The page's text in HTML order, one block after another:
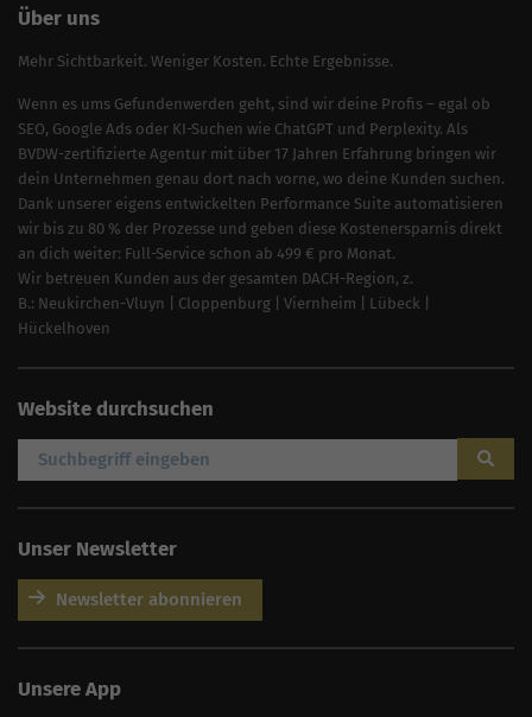
Über uns
Mehr Sichtbarkeit. Weniger Kosten. Echte Ergebnisse.
Wenn es ums Gefundenwerden geht, sind wir deine Profis – egal ob
SEO, Google Ads oder KI-Suchen wie ChatGPT und Perplexity. Als
BVDW-zertifizierte Agentur mit über 17 Jahren Erfahrung bringen wir
dein Unternehmen genau dort nach vorne, wo deine Kunden suchen.
Dank unserer eigens entwickelten Performance Suite automatisieren
wir bis zu 80 % der Prozesse und geben diese Kostenersparnis direkt
an dich weiter: Full-Service schon ab 499 € pro Monat.
Wir betreuen Kunden aus der gesamten DACH-Region, z.
B.: Neukirchen-Vluyn Cloppenburg Viernheim Lübeck
Hückelhoven
Website durchsuchen
Unser Newsletter
Newsletter abonnieren
Unsere App